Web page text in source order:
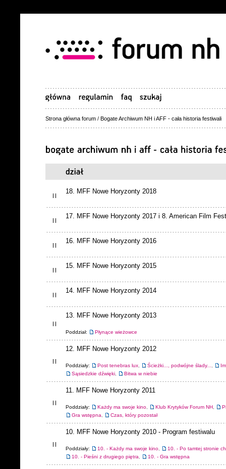
Strona główna forum / Bogate Archiwum NH i AFF - cała historia festiwali
18. MFF Nowe Horyzonty 2018
17. MFF Nowe Horyzonty 2017 i 8. American Film
16. MFF Nowe Horyzonty 2016
15. MFF Nowe Horyzonty 2015
14. MFF Nowe Horyzonty 2014
13. MFF Nowe Horyzonty 2013
Poddział: Płynące wieżowce
12. MFF Nowe Horyzonty 2012
Poddziały: Post tenebras lux, Ścieżki..., podwójne ślady...,
Sąsiedzkie dźwięki, Bitwa w niebie
11. MFF Nowe Horyzonty 2011
Poddziały: Każdy ma swoje kino, Klub Krytyków Forum NH,
Gra wstępna, Czas, który pozostał
10. MFF Nowe Horyzonty 2010 - Program festiwalu
Poddziały: 10. - Każdy ma swoje kino,
10. - Po tamtej stronie
10. - Pieśni z drugiego piętra, 10. - Gra wstępna